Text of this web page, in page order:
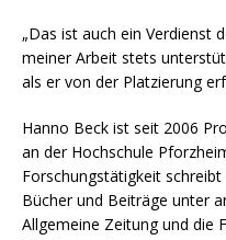
„Das ist auch ein Verdienst
meiner Arbeit stets
als er von der Platzierung
Hanno Beck ist seit 2006
an der Hochschule
Forschungstätigkeit
Bücher und Beiträge unter
Allgemeine Zeitung und die